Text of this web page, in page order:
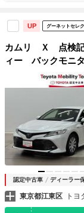
UP グーネットセレ
カムリ Ｘ 点検
ィー バックモニ
き ＬＥＤライ
ワンオーナー スマ
認定中古車 ディーラー
東京都江東区 ト